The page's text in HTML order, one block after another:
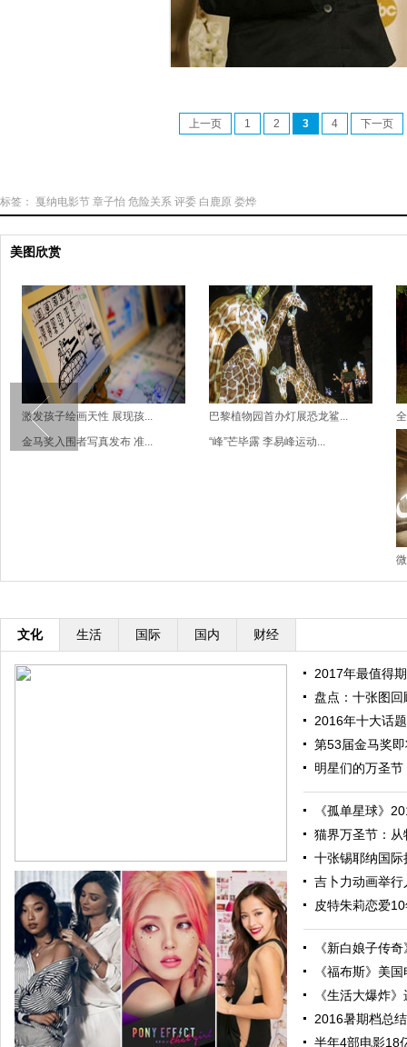
上一页 1 2 3 4 下一页
标签： 戛纳电影节 章子怡 危险关系 评委 白鹿原 娄烨
美图欣赏
激发孩子绘画天性 展现孩... 巴黎植物园首办灯展恐龙鲨...
金马奖入围者写真发布 准...
“峰”芒毕露 李易峰运动...
文化 生活 国际 国内 财经
跟随电影去旅行：布拉格 在这里邂逅特工、寻找浪漫
2017年最值得
盘点：十张图
2016年十大话
第53届金马奖
明星们的万圣
《孤单星球》
猫界万圣节：
十张锡耶纳国
吉卜力动画举
皮特朱莉恋爱
《新白娘子传
《福布斯》美
《生活大爆炸
2016暑期档总
半年4部电影18